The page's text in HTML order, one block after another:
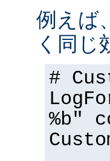
例えば
く同じ
#
%b"